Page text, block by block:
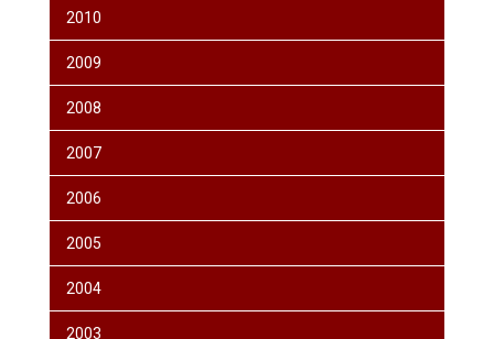
2010
2009
2008
2007
2006
2005
2004
2003